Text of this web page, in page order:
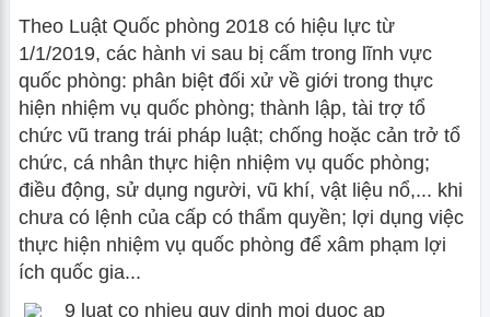
Theo Luật Quốc phòng 2018 có hiệu lực từ
1/1/2019, các hành vi sau bị cấm trong lĩnh vực
quốc phòng: phân biệt đối xử về giới trong thực
hiện nhiệm vụ quốc phòng; thành lập, tài trợ tổ
chức vũ trang trái pháp luật; chống hoặc cản trở tổ
chức, cá nhân thực hiện nhiệm vụ quốc phòng;
điều động, sử dụng người, vũ khí, vật liệu nổ,... khi
chưa có lệnh của cấp có thẩm quyền; lợi dụng việc
thực hiện nhiệm vụ quốc phòng để xâm phạm lợi
ích quốc gia...